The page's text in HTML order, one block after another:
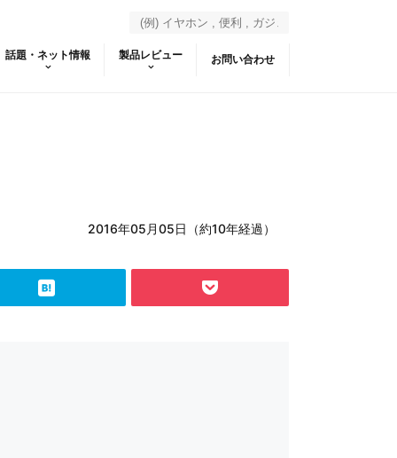
話題・ネット情報 製品レビュー お問い合わせ
2016年05月05日（約10年経過）